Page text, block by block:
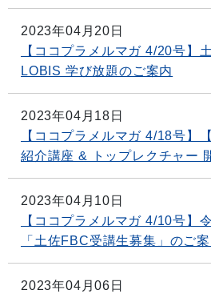
2023年04月20日
【ココプラメルマガ 4/20号】
LOBIS 学び放題のご案内
2023年04月18日
【ココプラメルマガ 4/18号】
紹介講座 & トップレクチャー
2023年04月10日
【ココプラメルマガ 4/10号】
「土佐FBC受講生募集」のご
2023年04月06日